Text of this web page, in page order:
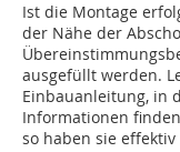
Ist die Montage
der Nähe der
ausgefüllt werden.
Einbauanleitung, in
Informationen
so haben sie